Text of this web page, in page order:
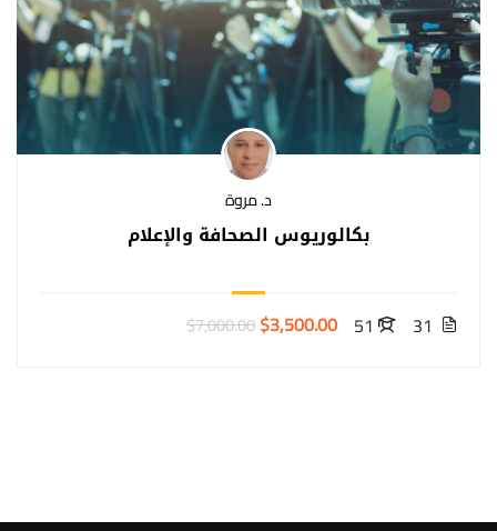
د. مروة
بكالوريوس الصحافة والإعلام
31
51
$7,000.00$3,500.00